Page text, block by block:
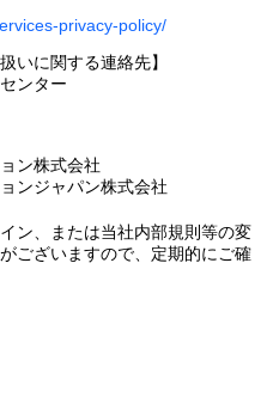
privacy-policy/
いに関する連絡先】
ンター
ン株式会社
ンジャパン株式会社
ン、または当社内部規則等の変
ございますので、定期的にご確